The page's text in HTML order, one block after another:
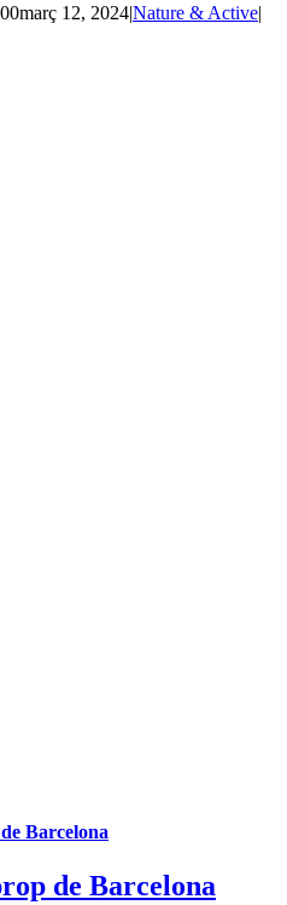
març 12, 2024|Nature & Active|
Barcelona
de Barcelona